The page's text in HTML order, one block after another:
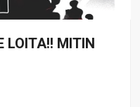
LOITA!! MITIN